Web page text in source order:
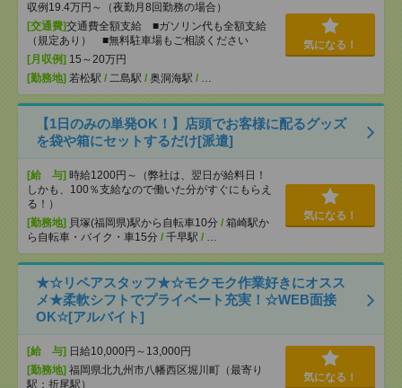
収例19.4万円～（夜勤月8回勤務の場合）
[交通費]交通費全額支給 ■ガソリン代も全額支給
（規定あり） ■無料駐車場もご相談ください
[月収例] 15～20万円
[勤務地] 若松駅 / 二島駅 / 奥洞海駅 / …
気になる！
【1日のみの単発OK！】店頭でお客様に配るグッズ
を袋や箱にセットするだけ[派遣]
[給 与] 時給1200円～（弊社は、翌日が給料日！
しかも、100％支給なので働いた分がすぐにもらえ
る！）
[勤務地] 貝塚(福岡県)駅から自転車10分 / 箱崎駅か
ら自転車・バイク・車15分 / 千早駅 / …
気になる！
★☆リペアスタッフ★☆モクモク作業好きにオスス
メ★柔軟シフトでプライベート充実！☆WEB面接
OK☆[アルバイト]
[給 与] 日給10,000円～13,000円
[勤務地] 福岡県北九州市八幡西区堀川町（最寄り
駅：折尾駅）
気になる！